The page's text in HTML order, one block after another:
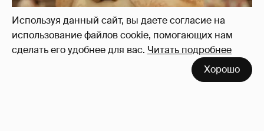
Используя данный сайт, вы даете согласие на
использование файлов cookie, помогающих нам
сделать его удобнее для вас. Читать подробнее
Хорошо